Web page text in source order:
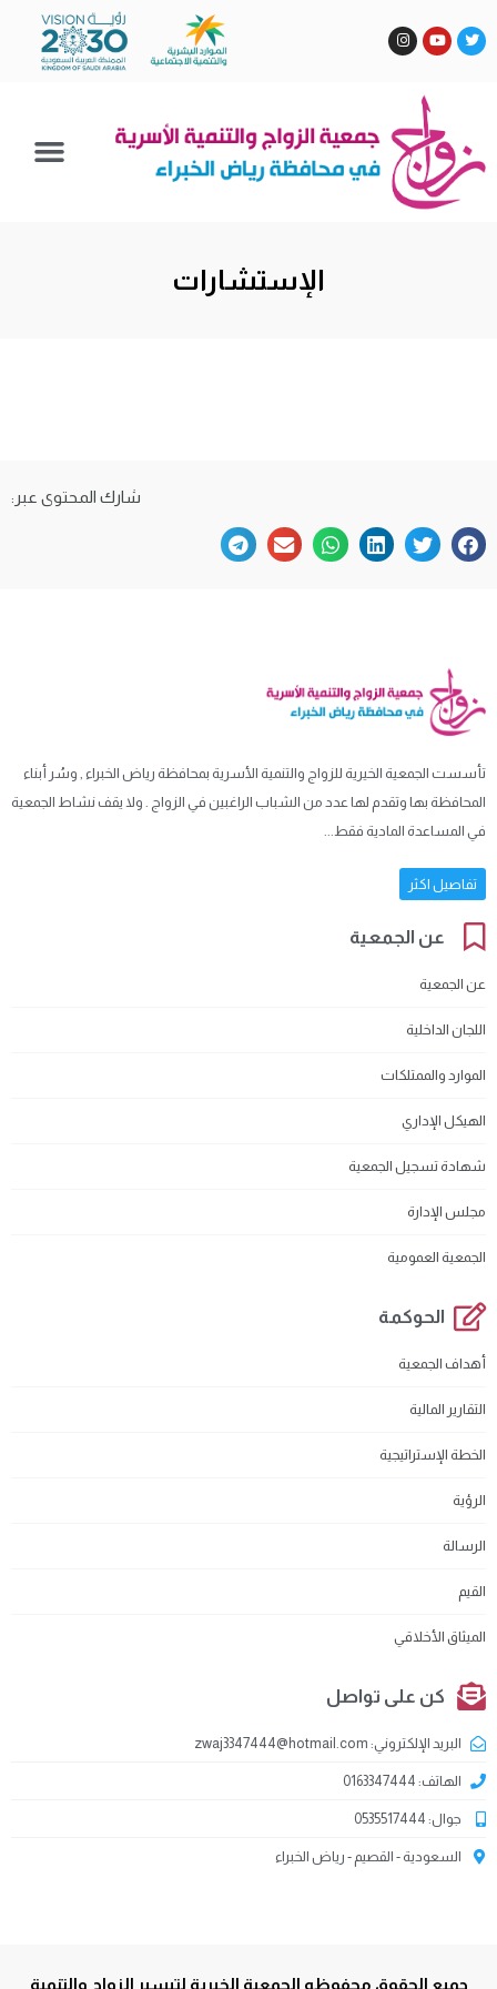
الإستشارات
شارك المحتوى عبر:
تأسست الجمعية الخيرية للزواج والتنمية الأسرية بمحافظة رياض الخبراء , وسُر أبناء
المحافظة بها وتقدم لها عدد من الشباب الراغبين في الزواج . ولا يقف نشاط الجمعية
في المساعدة المادية فقط...
تفاصيل اكثر
عن الجمعية
عن الجمعية
اللجان الداخلية
الموارد والممتلكات
الهيكل الإداري
شهادة تسجيل الجمعية
مجلس الإدارة
الجمعية العمومية
الحوكمة
أهداف الجمعية
التقارير المالية
الخطة الإستراتيجية
الرؤية
الرسالة
القيم
الميثاق الأخلاقي
كن على تواصل
البريد الإلكتروني: zwaj3347444@hotmail.com
الهاتف: 0163347444
جوال: 0535517444
السعودية - القصيم - رياض الخبراء
جميع الحقوق محفوظه الجمعية الخيرية لتيسير الزواج والتنمية